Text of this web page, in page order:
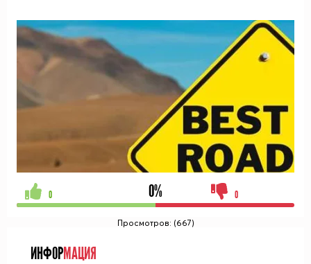
0 0% 0
Просмотров: (667)
ИНФОРМАЦИЯ